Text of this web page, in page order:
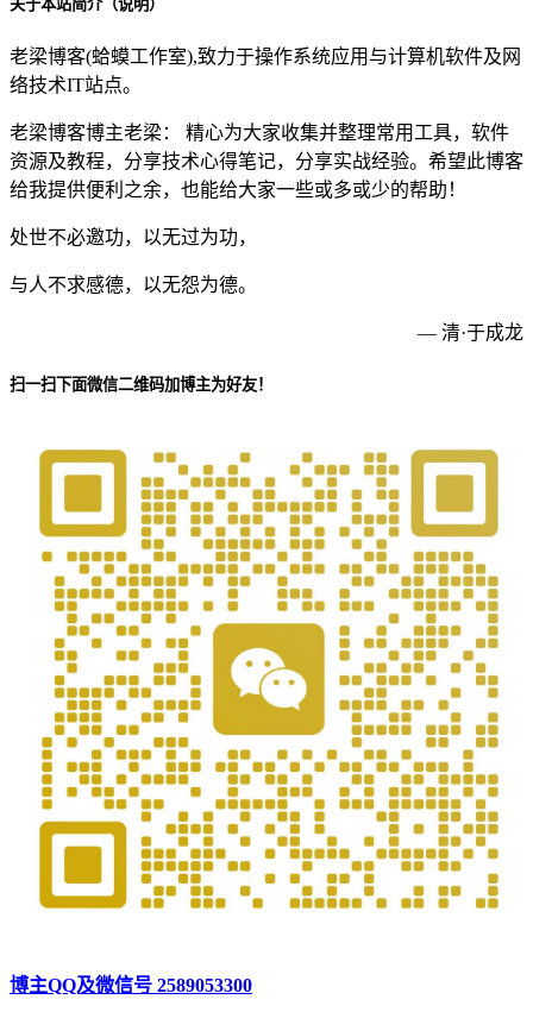
关于本站简介（说明）
老梁博客(蛤蟆工作室),致力于操作系统应用与计算机软件及网
络技术IT站点。
老梁博客博主老梁： 精心为大家收集并整理常用工具，软件
资源及教程，分享技术心得笔记，分享实战经验。希望此博客
给我提供便利之余，也能给大家一些或多或少的帮助！
处世不必邀功，以无过为功，
与人不求感德，以无怨为德。
— 清·于成龙
扫一扫下面微信二维码加博主为好友！
博主QQ及微信号 2589053300